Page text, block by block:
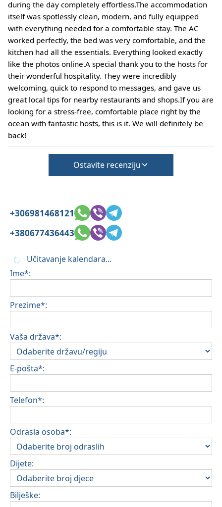
during the day completely effortless.The accommodation
itself was spotlessly clean, modern, and fully equipped
with everything needed for a comfortable stay. The AC
worked perfectly, the bed was very comfortable, and the
kitchen had all the essentials. Everything looked exactly
like the photos online.A special thank you to the hosts for
their wonderful hospitality. They were incredibly
welcoming, quick to respond to messages, and gave us
great local tips for nearby restaurants and shops.If you are
looking for a stress-free, comfortable place right by the
ocean with fantastic hosts, this is it. We will definitely be
back!
Ostavite recenziju
+306981468121
+380677436443
Učitavanje kalendara...
Ime*:
Prezime*:
Vaša država*:
E-pošta*:
Telefon*:
Odrasla osoba*:
Dijete:
Bilješke: